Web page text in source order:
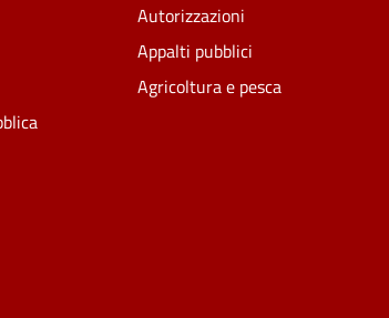
Autorizzazioni
Appalti pubblici
Agricoltura e pesca